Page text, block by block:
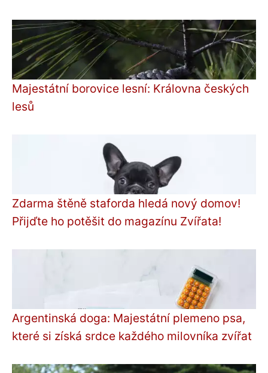
Majestátní borovice lesní: Královna českých
lesů
Zdarma štěně staforda hledá nový domov!
Přijďte ho potěšit do magazínu Zvířata!
Argentinská doga: Majestátní plemeno psa,
které si získá srdce každého milovníka zvířat